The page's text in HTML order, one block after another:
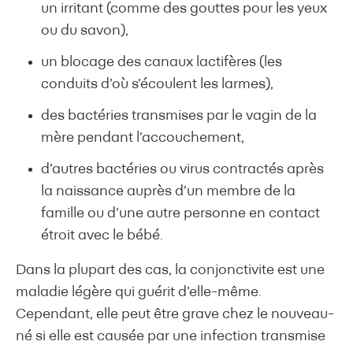
un irritant (comme des gouttes pour les yeux
ou du savon),
un blocage des canaux lactifères (les
conduits d’où s’écoulent les larmes),
des bactéries transmises par le vagin de la
mère pendant l’accouchement,
d’autres bactéries ou virus contractés après
la naissance auprès d’un membre de la
famille ou d’une autre personne en contact
étroit avec le bébé.
Dans la plupart des cas, la conjonctivite est une
maladie légère qui guérit d’elle-même.
Cependant, elle peut être grave chez le nouveau-
né si elle est causée par une infection transmise